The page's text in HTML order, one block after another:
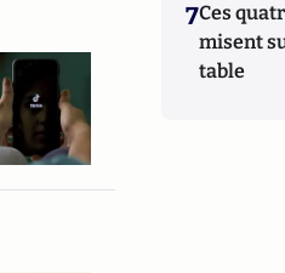
7Ces
misent
table